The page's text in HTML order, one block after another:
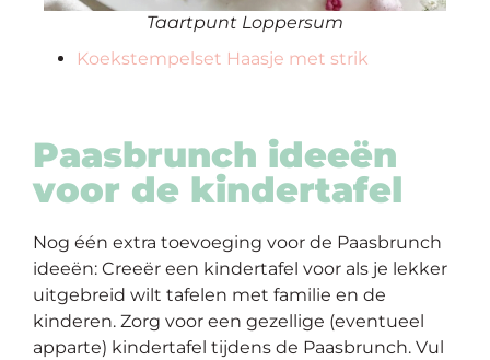
Taartpunt Loppersum
Koekstempelset Haasje met strik
Paasbrunch ideeën
voor de kindertafel
Nog één extra toevoeging voor de Paasbrunch
ideeën: Creeër een kindertafel voor als je lekker
uitgebreid wilt tafelen met familie en de
kinderen. Zorg voor een gezellige (eventueel
apparte) kindertafel tijdens de Paasbrunch. Vul